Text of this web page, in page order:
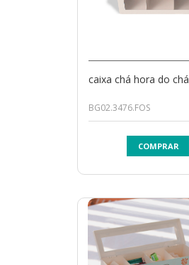
caixa chá hora do chá
BG02.3476.FOS
COMPRAR